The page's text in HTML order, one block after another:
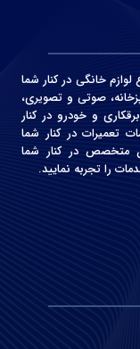
انواع لوازم خانگی در کنار شما
صوتی و‌ تصویری،
و خودرو در کنار
تعمیرات در کنار شما
متخصص در کنار شما
را تجربه نمایید.